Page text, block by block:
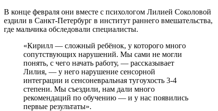
В конце февраля они вместе с психологом Лилией Соколовой
ездили в Санкт-Петербург в институт раннего вмешательства,
где мальчика обследовали специалисты.
«Кирилл — сложный ребёнок, у которого много
сопутствующих нарушений. Мы сами не могли
понять, с чего начать работу, — рассказывает
Лилия, — у него нарушение сенсорной
интеграции и сенсоневральная тугоухость 3-4
степени. Мы съездили, нам дали много
рекомендаций по обучению — и у нас появились
первые результаты».